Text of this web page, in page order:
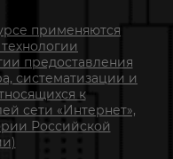
применяются
предоставления
систематизации и
к
сети «Интернет»,
Российской